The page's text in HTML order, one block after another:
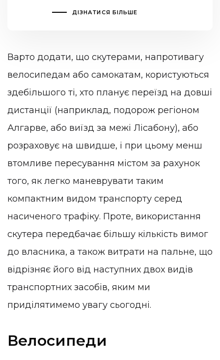
ДІЗНАТИСЯ БІЛЬШЕ
Варто додати, що скутерами, напротивагу
велосипедам або самокатам, користуються
здебільшого ті, хто планує переїзд на довші
дистанції (наприклад, подорож регіоном
Алгарве, або виїзд за межі Лісабону), або
розраховує на швидше, і при цьому менш
втомливе пересування містом за рахунок
того, як легко маневрувати таким
компактним видом транспорту серед
насиченого трафіку. Проте, використання
скутера передбачає більшу кількість вимог
до власника, а також витрати на пальне, що
відрізняє його від наступних двох видів
транспортних засобів, яким ми
приділятимемо увагу сьогодні.
Велосипеди